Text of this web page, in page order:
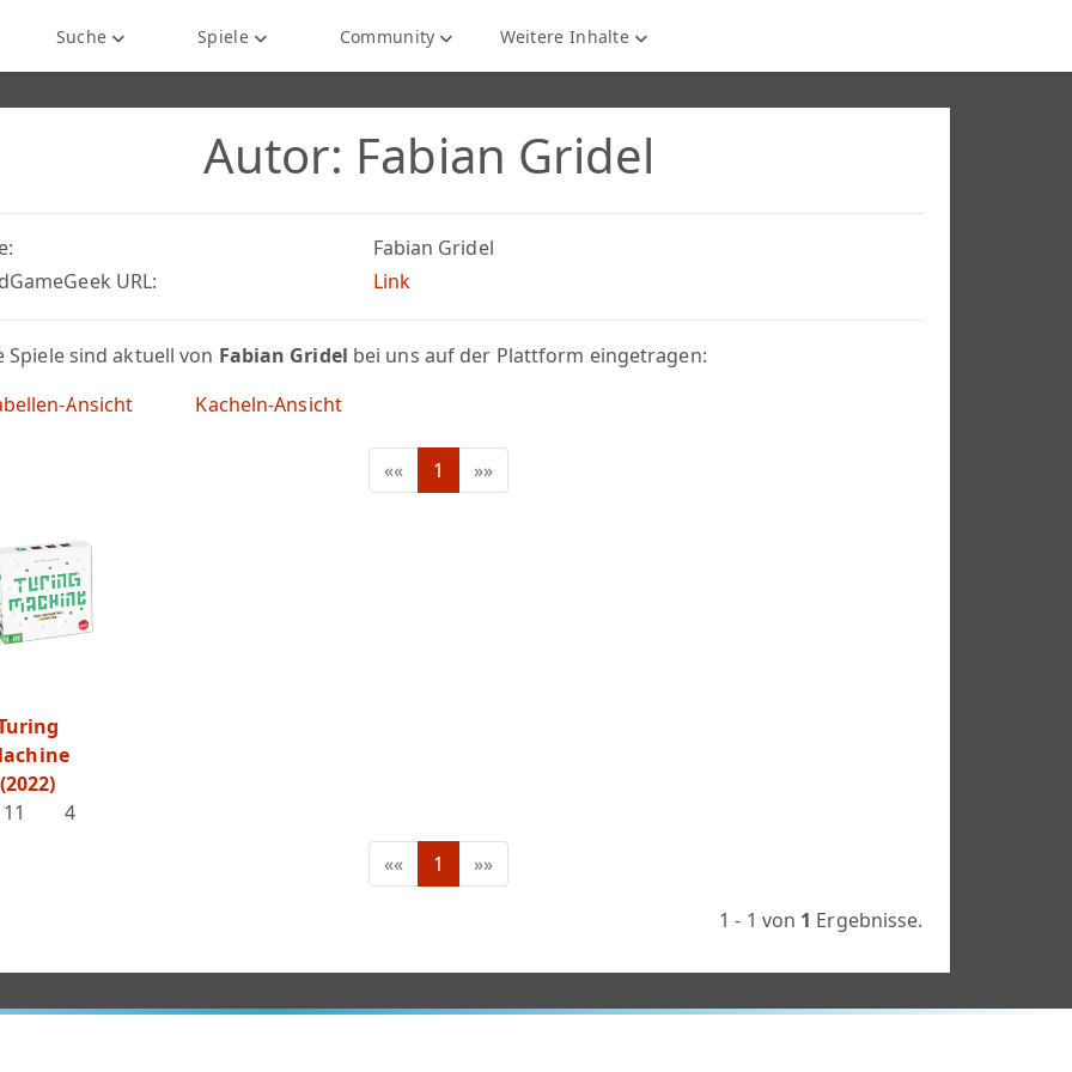
Suche Spiele Community Weitere Inhalte
Autor: Fabian Gridel
Fabian Gridel
URL:
Link
Spiele sind aktuell von Fabian Gridel bei uns auf der Plattform eingetragen:
Ansicht
Kacheln-Ansicht
«« 1 »»
(2022)
11
4
««
1 »»
1 - 1 von 1 Ergebnisse.